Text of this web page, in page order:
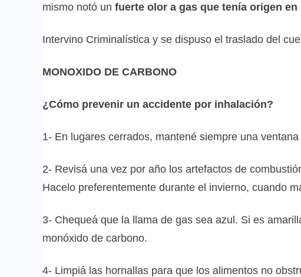
mismo notó un fuerte olor a gas que tenía origen
Intervino Criminalística y se dispuso el traslado del
MONOXIDO DE CARBONO
¿Cómo prevenir un accidente por inhalación?
1- En lugares cerrados, mantené siempre una ventana
2- Revisá una vez por año los artefactos de
Hacelo preferentemente durante el invierno, cuando
3- Chequeá que la llama de gas sea azul. Si es
monóxido de carbono.
4- Limpiá las hornallas para que los alimentos no